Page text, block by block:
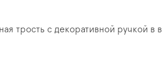
трость с декоративной ручкой